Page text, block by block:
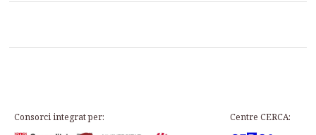
Consorci integrat per: Centre CERCA: